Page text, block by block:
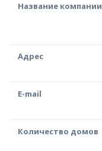
Название компании
Адрес
E-mail
Количество домов